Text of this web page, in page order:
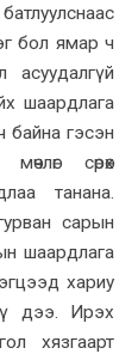
бол ямар ч
шаардлага
байна гэсэн
сөрөх
танана.
сарын
шаардлага
хариу
дээ. Ирэх
хязгаарт